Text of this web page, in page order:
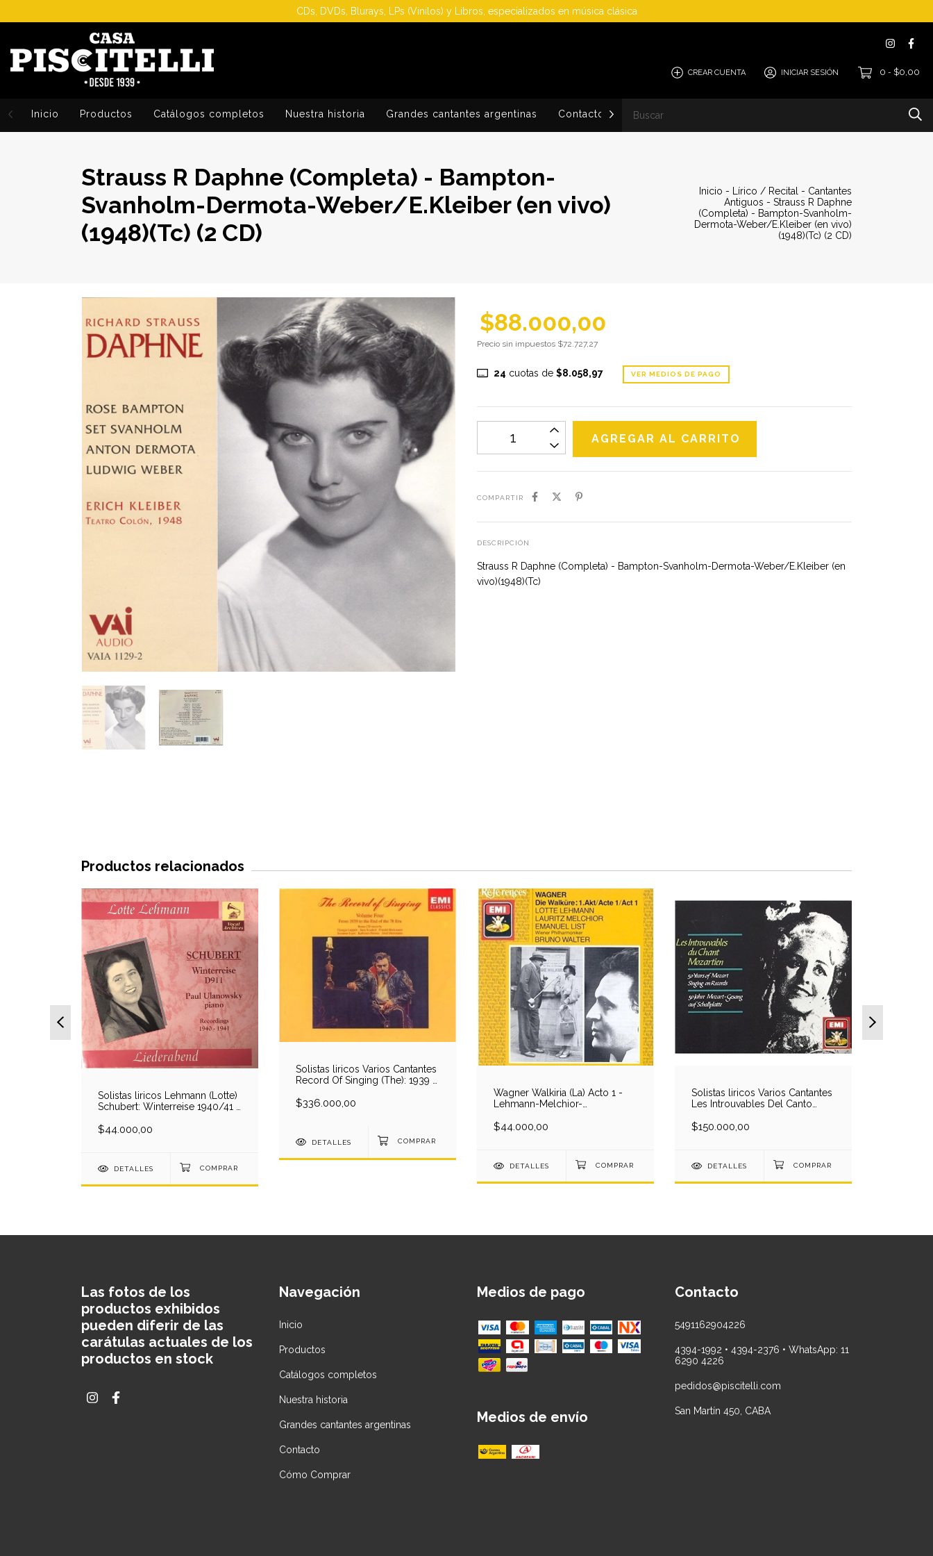
CDs, DVDs, Blurays, LPs (Vinilos) y Libros, especializados en música clásica
CREAR CUENTA INICIAR SESIÓN 0 - $0,00
Inicio Productos Catálogos completos Nuestra historia Grandes cantantes argentinas Contacto Cómo Comprar
Strauss R Daphne (Completa) - Bampton-
Svanholm-Dermota-Weber/E.Kleiber (en vivo)
(1948)(Tc) (2 CD)
Inicio - Lírico / Recital - Cantantes
Antiguos - Strauss R Daphne
(Completa) - Bampton-Svanholm-
Dermota-Weber/E.Kleiber (en vivo)
(1948)(Tc) (2 CD)
$88.000,00
Precio sin impuestos $72.727,27
24 cuotas de $8.058,97 VER MEDIOS DE PAGO
COMPARTIR
DESCRIPCIÓN
Strauss R Daphne (Completa) - Bampton-Svanholm-Dermota-Weber/E.Kleiber (en
vivo)(1948)(Tc)
Productos relacionados
Solistas liricos Lehmann (Lotte)
Schubert: Winterreise 1940/41 -
(1 CD)
$44.000,00
DETALLES
Solistas liricos Varios Cantantes
Record Of Singing (The): 1939 -
Teyte-Varnay-Traubel-D.Lloyd-
$336.000,00
DETALLES
Wagner Walkiria (La) Acto 1 -
Lehmann-Melchior-
$44.000,00
DETALLES
Solistas liricos Varios Cantantes
Les Introuvables Del Canto
Lemnitz-E.Schumann-Seefried-
$150.000,00
DETALLES
Las fotos de los
productos exhibidos
pueden diferir de las
carátulas actuales de los
productos en stock
Navegación
Inicio
Productos
Catálogos completos
Nuestra historia
Grandes cantantes argentinas
Contacto
Cómo Comprar
Medios de pago
Medios de envío
Contacto
5491162904226
4394-1992 • 4394-2376 • WhatsApp: 11
6290 4226
pedidos@piscitelli.com
San Martín 450, CABA